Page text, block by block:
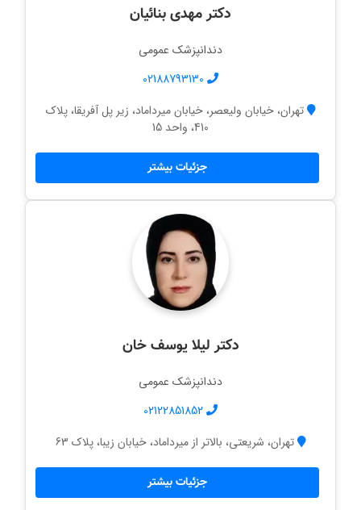
دکتر مهدی بنائیان
دندانپزشک عمومی
02188793130
تهران، خیابان ولیعصر، خیابان میرداماد، زیر پل آفریقا، پلاک
410، واحد 15
جزئیات بیشتر
دکتر لیلا یوسف خان
دندانپزشک عمومی
02122851852
تهران، شریعتی، بالاتر از میرداماد، خیابان زیبا، پلاک 63
جزئیات بیشتر